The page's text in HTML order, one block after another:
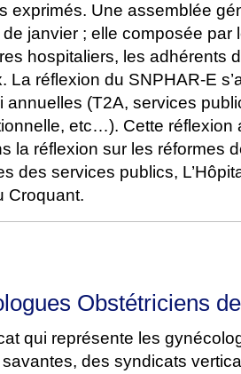
exprimés. Une assemblée
janvier ; elle composée par
hospitaliers, les adhérents
réflexion du SNPHAR-E
(T2A, services
etc…). Cette réflexion
la réflexion sur les réformes
des services publics,
Croquant.
Obstétriciens
qui représente les
des syndicats